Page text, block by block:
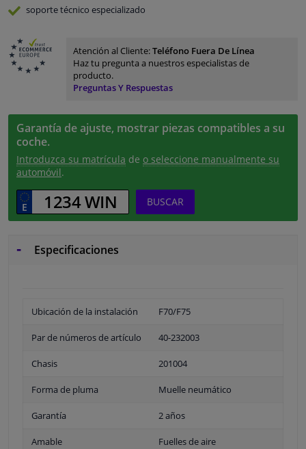
soporte técnico especializado
Atención al Cliente:Teléfono Fuera De Línea
Haz tu pregunta a nuestros especialistas de
producto.
Preguntas Y Respuestas
Garantía de ajuste, mostrar piezas compatibles a su
coche.
Introduzca su matrícula de o seleccione manualmente su
automóvil.
BUSCAR
Especificaciones
Ubicación de la instalación F70/F75
Par de números de artículo 40-232003
Chasis 201004
Forma de pluma Muelle neumático
Garantía 2 años
Amable Fuelles de aire